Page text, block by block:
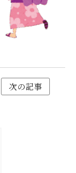
次の記事